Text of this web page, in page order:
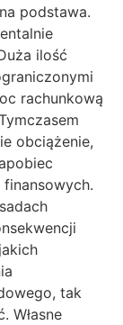
podstawa.
ilość
rachunkową
obciążenie,
tak
Własne